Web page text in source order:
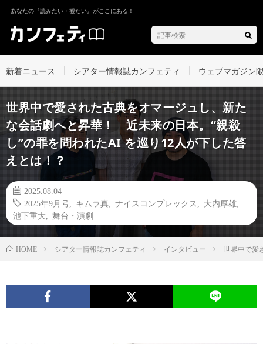
あなたの『読みたい・観たい』がここにある！
新着ニュース シアター情報誌カンフェティ ウェブマガジン
世界中で愛された古典をオマージュし、新た
な会話劇へと昇華！ 近未来の日本。“親殺
し”の罪を問われたAI を巡り12人が下した答
えとは！？
2025.08.04
2025年9月号
キムラ真 ナイスコンプレックス 大内厚雄
池下重大
舞台・演劇
HOME シアター情報誌カンフェティ インタビュー 世界中で愛